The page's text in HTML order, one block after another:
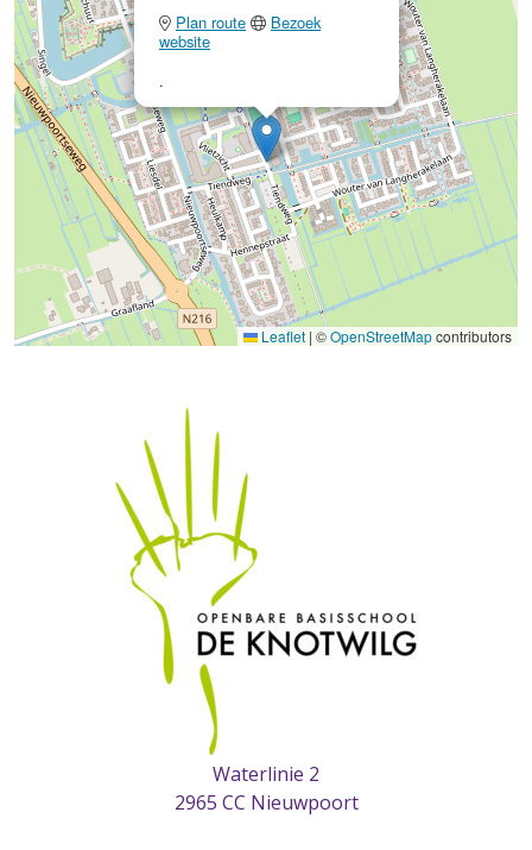
Plan route
Bezoek
website
.
Leaflet | ©OpenStreetMapcontributors
Waterlinie 2
2965 CC Nieuwpoort